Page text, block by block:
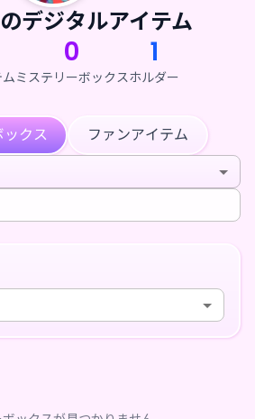
デジタルアイテム
0
ミステリーボックス
1
ホルダー
ックス ファンアイテム